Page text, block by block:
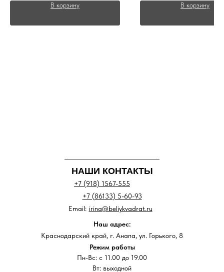
В корзину В корзину
НАШИ КОНТАКТЫ
+7 (918) 1567-555
+7 (86133) 5-60-93
Наш адрес:
Краснодарский край, г. Анапа, ул. Горького, 8
Режим работы
Пн-Вс: с 11.00 до 19.00
Вт: выходной
irina@beliykvadrat.ru
Email: